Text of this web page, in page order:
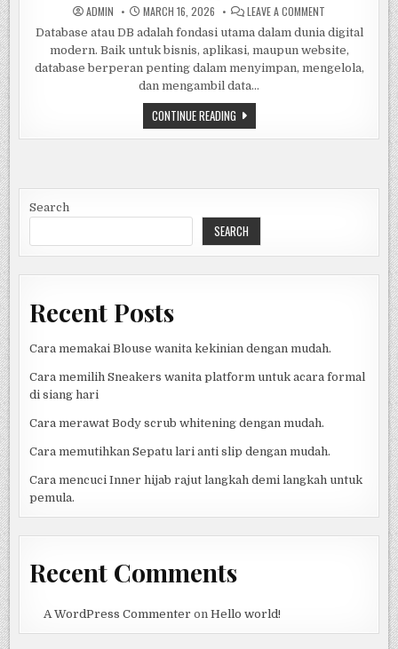
ADMIN MARCH 16, 2026 LEAVE A COMMENT
DATABASE
(DB):
PANDUAN
LENGKAP
UNTUK
Database atau DB adalah fondasi utama dalam dunia digital
modern. Baik untuk bisnis, aplikasi, maupun website,
database berperan penting dalam menyimpan, mengelola,
dan mengambil data…
CONTINUE READINGMEMAHAMI
DATABASE
(DB):
HINGGA
Search
SEARCH
Recent Posts
Cara memakai Blouse wanita kekinian dengan mudah.
Cara memilih Sneakers wanita platform untuk acara formal
di siang hari
Cara merawat Body scrub whitening dengan mudah.
Cara memutihkan Sepatu lari anti slip dengan mudah.
Cara mencuci Inner hijab rajut langkah demi langkah untuk
pemula.
Recent Comments
A WordPress Commenter on Hello world!